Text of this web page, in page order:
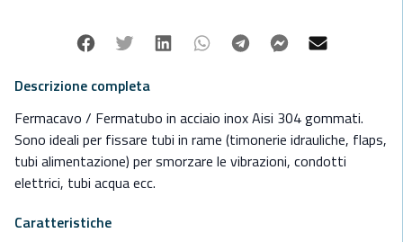
Facebook
Twitter LinkedinWhatsappTelegramFacebook
Descrizione completa
Fermacavo / Fermatubo in acciaio inox Aisi 304 gommati.
Sono ideali per fissare tubi in rame (timonerie idrauliche, flaps,
tubi alimentazione) per smorzare le vibrazioni, condotti
elettrici, tubi acqua ecc.
Caratteristiche